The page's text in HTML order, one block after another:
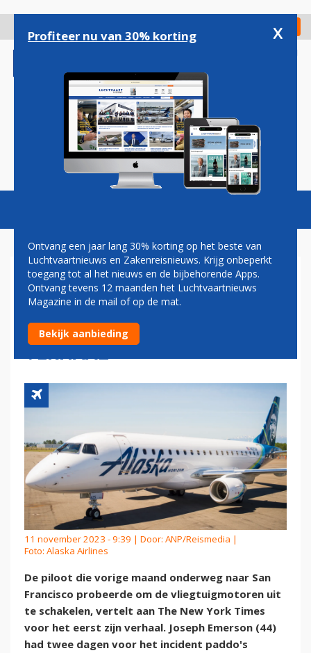
gaan
Check in
Magazine Podcasts Vacatures
PADDOGEBRUIKENDE PILOOT
DIE VLIEGTUIG WILDE LATEN
CRASHEN VERTELT ZIJN
VERHAAL
11 november 2023 - 9:39 | Door: ANP/Reismedia |
Foto: Alaska Airlines
De piloot die vorige maand onderweg naar San
Francisco probeerde om de vliegtuigmotoren uit
te schakelen, vertelt aan The New York Times
voor het eerst zijn verhaal. Joseph Emerson (44)
had twee dagen voor het incident paddo's
Profiteer nu van 30% korting x
Ontvang een jaar lang 30% korting op het beste van
Luchtvaartnieuws en Zakenreisnieuws. Krijg onbeperkt
toegang tot al het nieuws en de bijbehorende Apps.
Ontvang tevens 12 maanden het Luchtvaartnieuws
Magazine in de mail of op de mat.
Bekijk aanbieding